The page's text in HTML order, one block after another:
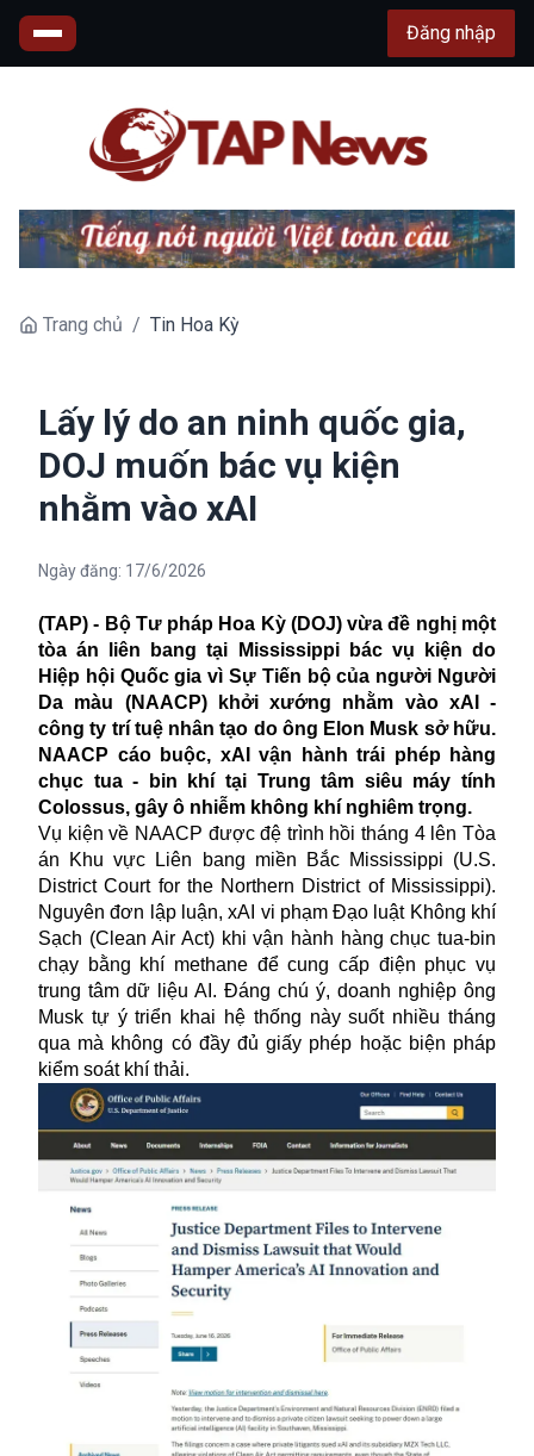
Đăng nhập
Trang chủ / Tin Hoa Kỳ
Lấy lý do an ninh quốc gia,
DOJ muốn bác vụ kiện
nhằm vào xAI
Ngày đăng: 17/6/2026
(TAP) - Bộ Tư pháp Hoa Kỳ (DOJ) vừa đề nghị một
tòa án liên bang tại Mississippi bác vụ kiện do
Hiệp hội Quốc gia vì Sự Tiến bộ của người Người
Da màu (NAACP) khởi xướng nhằm vào xAI -
công ty trí tuệ nhân tạo do ông Elon Musk sở hữu.
NAACP cáo buộc, xAI vận hành trái phép hàng
chục tua - bin khí tại Trung tâm siêu máy tính
Colossus, gây ô nhiễm không khí nghiêm trọng.
Vụ kiện về NAACP được đệ trình hồi tháng 4 lên Tòa
án Khu vực Liên bang miền Bắc Mississippi (U.S.
District Court for the Northern District of Mississippi).
Nguyên đơn lập luận, xAI vi phạm Đạo luật Không khí
Sạch (Clean Air Act) khi vận hành hàng chục tua-bin
chạy bằng khí methane để cung cấp điện phục vụ
trung tâm dữ liệu AI. Đáng chú ý, doanh nghiệp ông
Musk tự ý triển khai hệ thống này suốt nhiều tháng
qua mà không có đầy đủ giấy phép hoặc biện pháp
kiểm soát khí thải.